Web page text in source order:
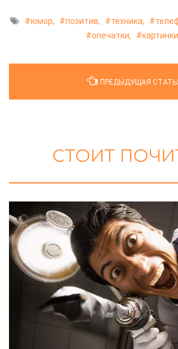
юмор, позитив, техника,
опечатки,
ПРЕДЫДУЩАЯ
СТОИТ